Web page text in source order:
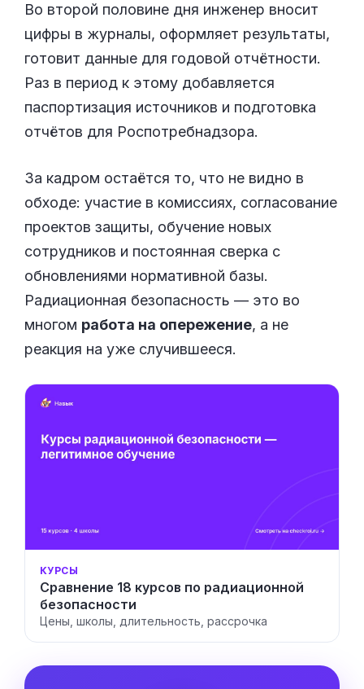
Во второй половине дня инженер вносит
цифры в журналы, оформляет результаты,
готовит данные для годовой отчётности.
Раз в период к этому добавляется
паспортизация источников и подготовка
отчётов для Роспотребнадзора.
За кадром остаётся то, что не видно в
обходе: участие в комиссиях, согласование
проектов защиты, обучение новых
сотрудников и постоянная сверка с
обновлениями нормативной базы.
Радиационная безопасность — это во
многом работа на опережение, а не
реакция на уже случившееся.
КУРСЫ
Сравнение 18 курсов по радиационной
безопасности
Цены, школы, длительность, рассрочка